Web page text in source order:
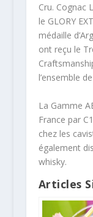
Cru. Cognac
le GLORY
médaille
ont reçu le
l’ensemble
La Gamme
France par
chez les
également
whisky.
Articles